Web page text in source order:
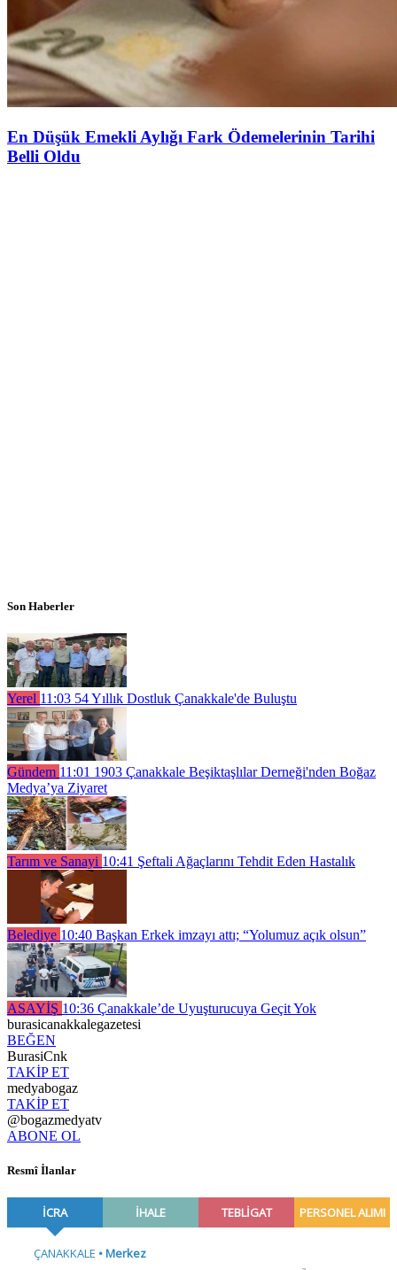
En Düşük Emekli Aylığı Fark Ödemelerinin Tarihi
Belli Oldu
Son Haberler
Yerel 11:03 54 Yıllık Dostluk Çanakkale'de Buluştu
Gündem 11:01 1903 Çanakkale Beşiktaşlılar Derneği'nden Boğaz
Medya’ya Ziyaret
Tarım ve Sanayi 10:41 Şeftali Ağaçlarını Tehdit Eden Hastalık
Belediye 10:40 Başkan Erkek imzayı attı; “Yolumuz açık olsun”
ASAYİŞ 10:36 Çanakkale’de Uyuşturucuya Geçit Yok
burasicanakkalegazetesi
BEĞEN
BurasiCnk
TAKİP ET
medyabogaz
TAKİP ET
@bogazmedyatv
ABONE OL
Resmî İlanlar